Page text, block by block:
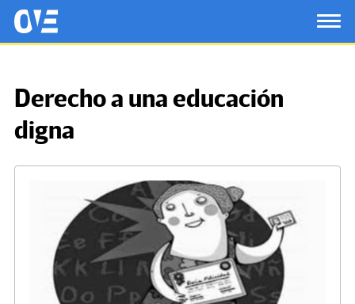
Saltar al contenido principal
OtrasVocesenEducacion.org
Derecho a una educación
digna